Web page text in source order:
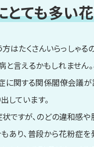
とても多い
はたくさんいらっしゃ
と言えるかもしれませ
に関する関係閣僚会議
しています。
すが、のどの違和感や
り、普段から花粉症